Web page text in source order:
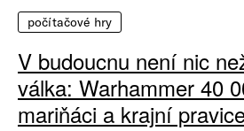
počítačové hry
V budoucnu není nic
válka: Warhammer 40
mariňáci a krajní